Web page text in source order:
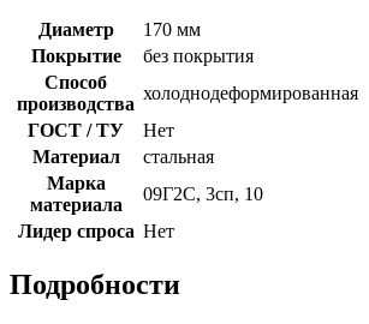
Диаметр
170 мм
Покрытие
без покрытия
Способ
производства
холоднодеформированная
ГОСТ / ТУ
Нет
Материал
стальная
Марка
материала
09Г2С, 3сп, 10
Лидер спроса Нет
Подробности